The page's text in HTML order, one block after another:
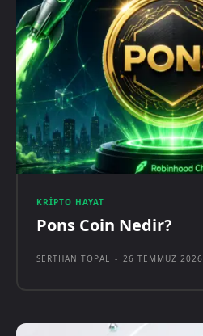
KRIPTO HAYAT
Pons Coin Nedir?
SERTHAN TOPAL - 26 TEMMUZ 2026